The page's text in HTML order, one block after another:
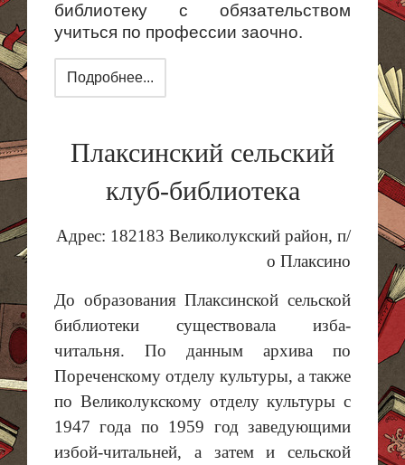
библиотеку с обязательством
учиться по профессии заочно.
Подробнее...
Плаксинский сельский
клуб-библиотека
Адрес: 182183 Великолукский район, п/
о Плаксино
До образованияПлаксинской сельской
библиотеки существовала изба-
читальня. По данным архива по
Пореченскому отделу культуры, а также
по Великолукскому отделу культуры с
1947 года по 1959 год заведующими
избой-читальней, а затем и сельской